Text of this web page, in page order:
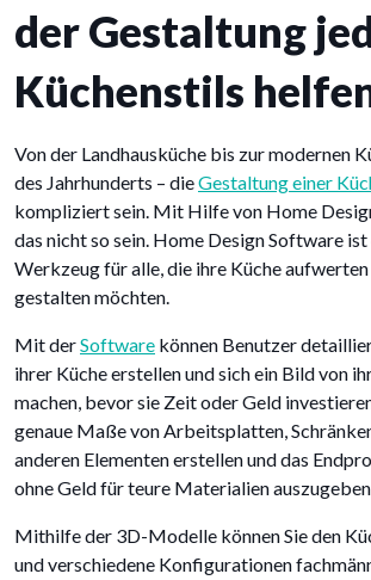
der Gestaltung
Küchenstils
Von der Landhausküche bis zur modernen
des Jahrhunderts – dieGestaltung einer
kompliziert sein. Mit Hilfe von Home
das nicht so sein. Home Design Software
Werkzeug für alle, die ihre Küche
gestalten möchten.
Mit derSoftware können Benutzer
ihrer Küche erstellen und sich ein Bild von
machen, bevor sie Zeit oder Geld
genaue Maße von Arbeitsplatten,
anderen Elementen erstellen und das
ohne Geld für teure Materialien
Mithilfe der 3D-Modelle können Sie den
und verschiedene Konfigurationen